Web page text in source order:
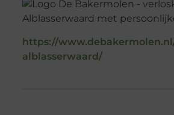
https://
alblasserwaard/